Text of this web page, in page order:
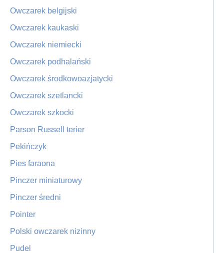
Owczarek belgijski
Owczarek kaukaski
Owczarek niemiecki
Owczarek podhalański
Owczarek środkowoazjatycki
Owczarek szetlancki
Owczarek szkocki
Parson Russell terier
Pekińczyk
Pies faraona
Pinczer miniaturowy
Pinczer średni
Pointer
Polski owczarek nizinny
Pudel